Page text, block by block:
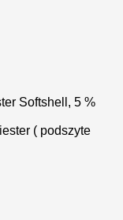
Softshell, 5 %
( podszyte